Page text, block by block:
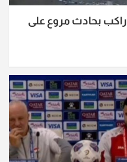
بالفديو.. نجاة 8 من أصل 50 راكب بحادث مروع على